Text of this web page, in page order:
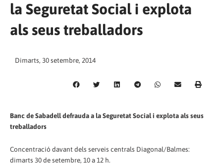
la Seguretat Social i explota
als seus treballadors
Dimarts, 30 setembre, 2014
Banc de Sabadell defrauda a la Seguretat Social i explota als seus
treballadors
Concentració davant dels serveis centrals Diagonal/Balmes:
dimarts 30 de setembre, 10 a 12 h.